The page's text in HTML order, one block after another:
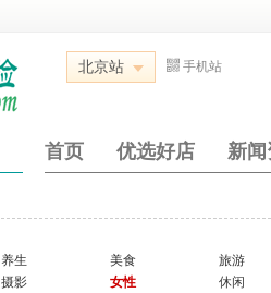
北京站 手机站
首页 优选好店 新闻
养生 美食
旅游
摄影 女性
休闲